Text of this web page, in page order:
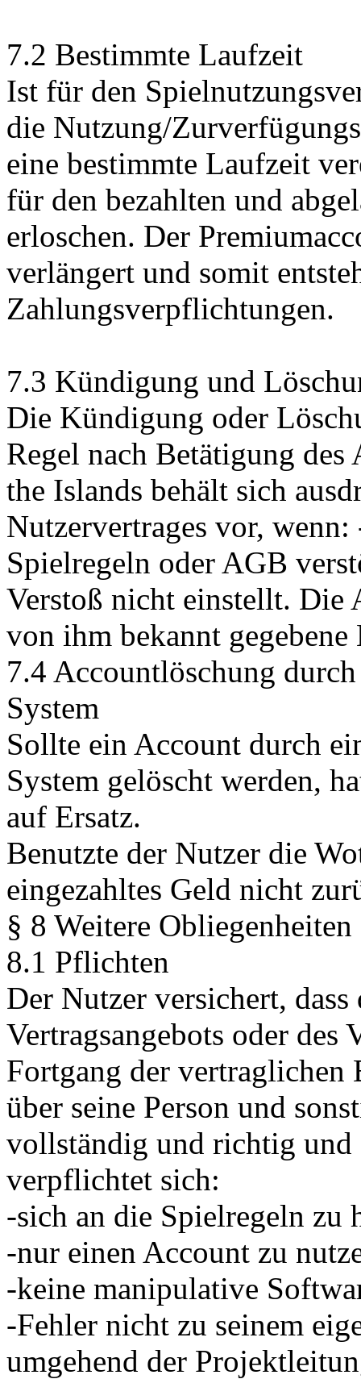
7.2 Bestimmte Laufzeit
Ist für den
die Nutzung/
eine bestimmte Laufzeit
für den bezahlten und
erloschen. Der
verlängert und somit
Zahlungsverpflichtungen.
7.3 Kündigung und
Die Kündigung oder
Regel nach Betätigung
the Islands behält sich
Nutzervertrages vor,
Spielregeln oder AGB
Verstoß nicht einstellt. Die
von ihm bekannt
7.4 Accountlöschung
System
Sollte ein Account durch
System gelöscht werden,
auf Ersatz.
Benutzte der Nutzer die
eingezahltes Geld nicht
§ 8 Weitere Obliegenheiten
8.1 Pflichten
Der Nutzer versichert,
Vertragsangebots oder des
Fortgang der vertraglichen
über seine Person und
vollständig und richtig
verpflichtet sich:
-sich an die Spielregeln zu
-nur einen Account zu
-keine manipulative
-Fehler nicht zu seinem
umgehend der